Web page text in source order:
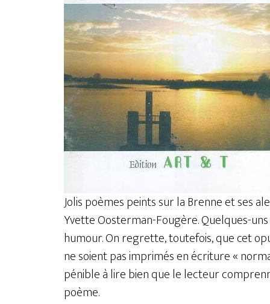
Jolis poèmes peints sur la Brenne et ses
Yvette Oosterman-Fougère. Quelques-
humour. On regrette, toutefois, que cet
ne soient pas imprimés en écriture «
pénible à lire bien que le lecteur
poème.